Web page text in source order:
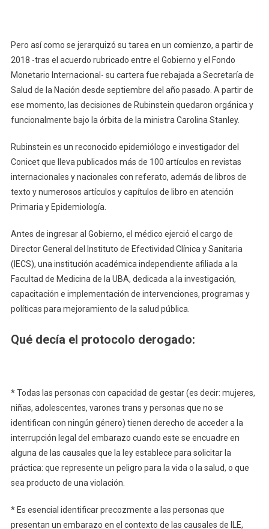
Pero así como se jerarquizó su tarea en un comienzo, a partir de
2018 -tras el acuerdo rubricado entre el Gobierno y el Fondo
Monetario Internacional- su cartera fue rebajada a Secretaría de
Salud de la Nación desde septiembre del año pasado. A partir de
ese momento, las decisiones de Rubinstein quedaron orgánica y
funcionalmente bajo la órbita de la ministra Carolina Stanley.
Rubinstein es un reconocido epidemiólogo e investigador del
Conicet que lleva publicados más de 100 artículos en revistas
internacionales y nacionales con referato, además de libros de
texto y numerosos artículos y capítulos de libro en atención
Primaria y Epidemiología.
Antes de ingresar al Gobierno, el médico ejerció el cargo de
Director General del Instituto de Efectividad Clínica y Sanitaria
(IECS), una institución académica independiente afiliada a la
Facultad de Medicina de la UBA, dedicada a la investigación,
capacitación e implementación de intervenciones, programas y
políticas para mejoramiento de la salud pública.
Qué decía el protocolo derogado:
* Todas las personas con capacidad de gestar (es decir: mujeres,
niñas, adolescentes, varones trans y personas que no se
identifican con ningún género) tienen derecho de acceder a la
interrupción legal del embarazo cuando este se encuadre en
alguna de las causales que la ley establece para solicitar la
práctica: que represente un peligro para la vida o la salud, o que
sea producto de una violación.
* Es esencial identificar precozmente a las personas que
presentan un embarazo en el contexto de las causales de ILE,